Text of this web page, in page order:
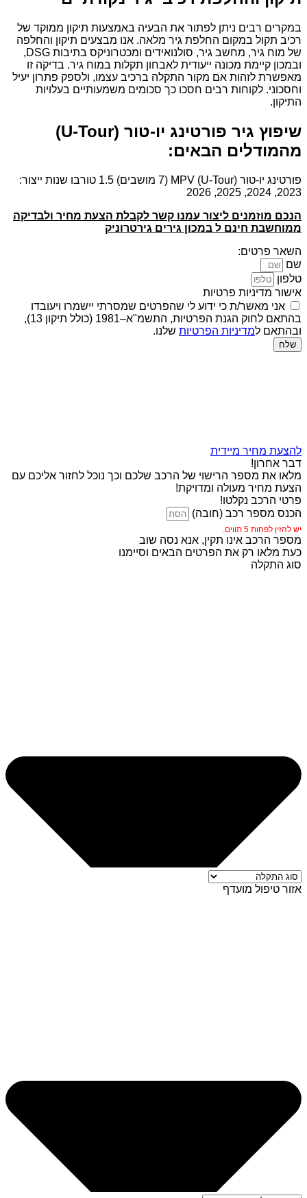
במקרים רבים ניתן לפתור את הבעיה באמצעות תיקון ממוקד של
רכיב תקול במקום החלפת גיר מלאה. אנו מבצעים תיקון והחלפה
של מוח גיר, מחשב גיר, סולנואידים ומכטרוניקס בתיבות DSG,
ובמכון קיימת מכונה ייעודית לאבחון תקלות במוח גיר. בדיקה זו
מאפשרת לזהות אם מקור התקלה ברכיב עצמו, ולספק פתרון יעיל
וחסכוני. לקוחות רבים חסכו כך סכומים משמעותיים בעלויות
התיקון.
שיפוץ גיר פורטינג יו-טור (U-Tour)
מהמודלים הבאים:
פורטינג יו-טור (U-Tour) MPV (7 מושבים) 1.5 טורבו שנות ייצור:
2023, 2024, 2025, 2026
הנכם מוזמנים ליצור עמנו קשר לקבלת הצעת מחיר ולבדיקה
ממוחשבת חינם ל במכון גירים גירטרוניק
השאר פרטים:
שם
טלפון
אישור מדיניות פרטיות
אני מאשר/ת כי ידוע לי שהפרטים שמסרתי יישמרו ויעובדו
בהתאם לחוק הגנת הפרטיות, התשמ"א–1981 (כולל תיקון 13),
ובהתאם למדיניות הפרטיות שלנו.
שלח
להצעת מחיר מיידית
דבר אחרון!
מלאו את מספר הרישוי של הרכב שלכם וכך נוכל לחזור אליכם עם
הצעת מחיר מעולה ומדויקת!
פרטי הרכב נקלטו!
הכנס מספר רכב (חובה)
יש להזין לפחות 5 תווים.
מספר הרכב אינו תקין, אנא נסה שוב
כעת מלאו רק את הפרטים הבאים וסיימנו
סוג התקלה
אזור טיפול מועדף